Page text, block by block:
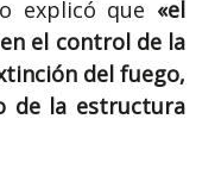
explicó que «el
el control de la
del fuego,
de la estructura